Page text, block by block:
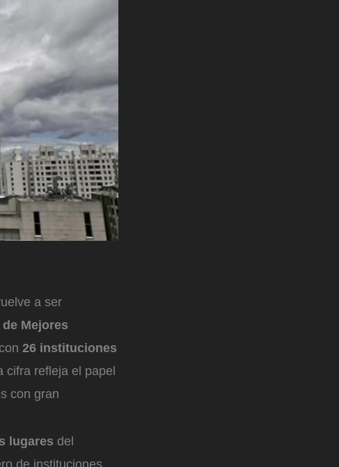
a ser
Mejores
26 instituciones
cifra refleja el papel
con gran
lugares del